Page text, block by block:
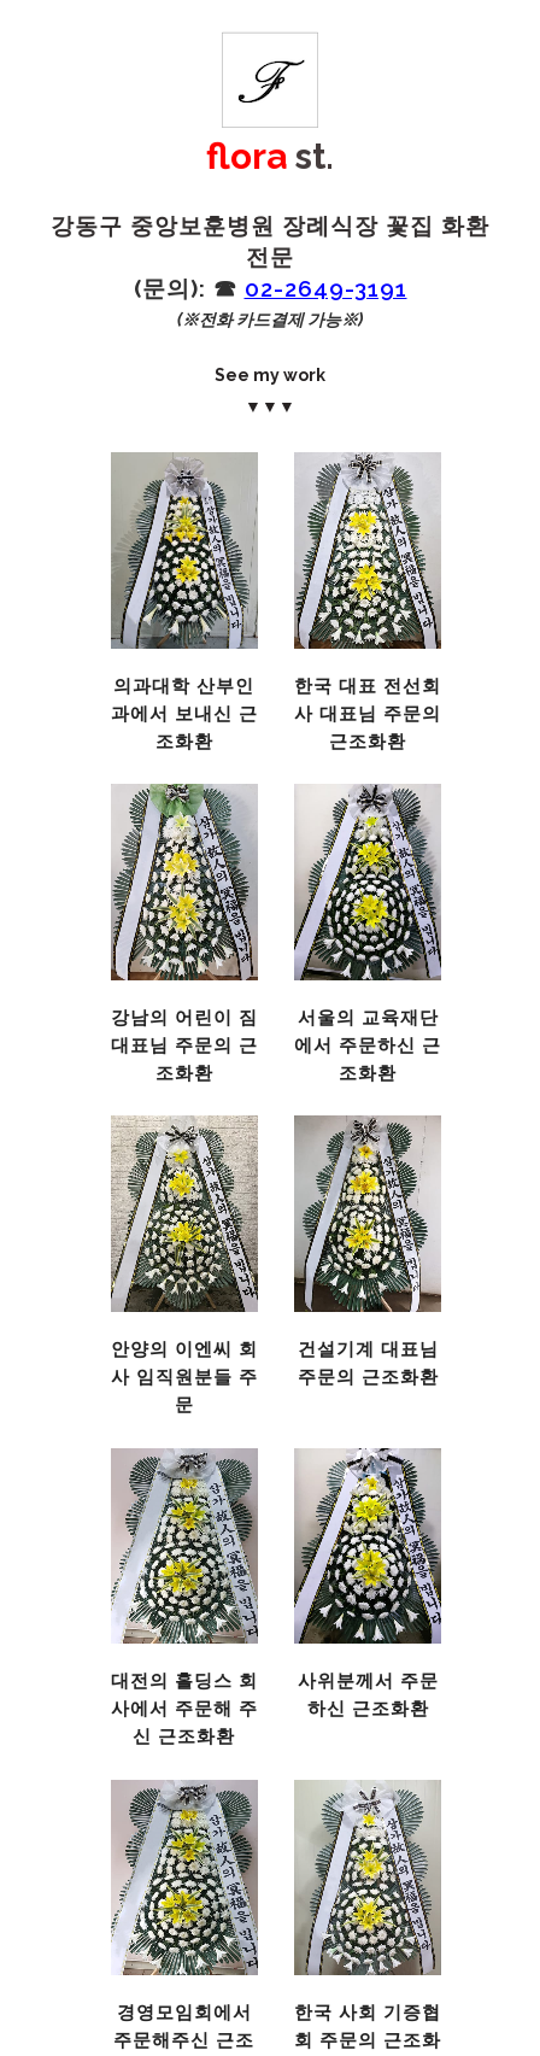
flora st.
강동구 중앙보훈병원 장례식장 꽃집 화환
전문
(문의): ☎︎ 02-2649-3191
(※전화 카드결제 가능※)
See my work
▼▼▼
의과대학 산부인
과에서 보내신 근
조화환
한국 대표 전선회
사 대표님 주문의
근조화환
강남의 어린이 짐
대표님 주문의 근
조화환
서울의 교육재단
에서 주문하신 근
조화환
안양의 이엔씨 회
사 임직원분들 주
문
건설기계 대표님
주문의 근조화환
대전의 홀딩스 회
사에서 주문해 주
신 근조화환
사위분께서 주문
하신 근조화환
경영모임회에서
주문해주신 근조
한국 사회 기증협
회 주문의 근조화